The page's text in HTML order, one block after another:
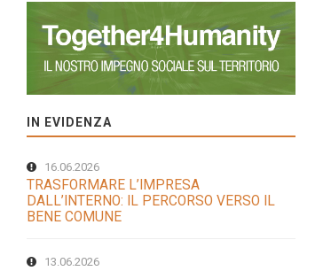
IN EVIDENZA
16.06.2026
TRASFORMARE L’IMPRESA
DALL’INTERNO: IL PERCORSO VERSO IL
BENE COMUNE
13.06.2026